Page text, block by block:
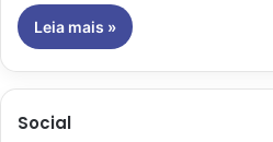
Leia mais »
Social